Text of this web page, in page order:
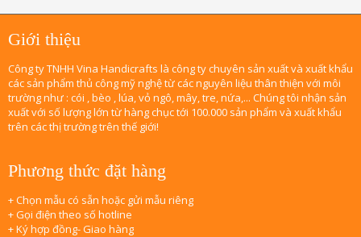
Giới thiệu
Công ty TNHH Vina Handicrafts là công ty chuyên sản xuất và xuất khẩu
các sản phẩm thủ công mỹ nghệ từ các nguyên liệu thân thiện với môi
trường như : cói , bèo , lúa, vỏ ngô, mây, tre, nứa,... Chúng tôi nhận sản
xuất với số lượng lớn từ hàng chục tới 100.000 sản phẩm và xuất khẩu
trên các thị trường trên thế giới!
Phương thức đặt hàng
+ Chọn mẫu có sẵn hoặc gửi mẫu riêng
+ Gọi điện theo số hotline
+ Ký hợp đồng- Giao hàng